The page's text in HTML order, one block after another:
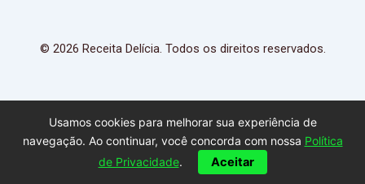
b
k
e
s
t
a
a
m
u
© 2026 Receita Delícia. Todos os direitos reservados.
Usamos cookies para melhorar sua experiência de
navegação. Ao continuar, você concorda com nossa Política
de Privacidade. Aceitar